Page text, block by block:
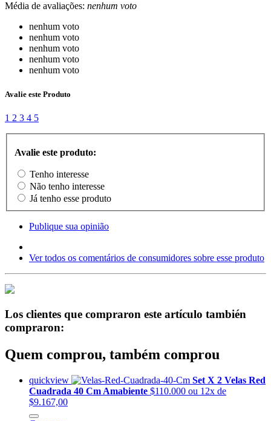
Média de avaliações: nenhum voto
nenhum voto
nenhum voto
nenhum voto
nenhum voto
nenhum voto
Avalie este Produto
1 2 3 4 5
Avalie este produto:
Tenho interesse
Não tenho interesse
Já tenho esse produto
Publique sua opinião
Ver todos os comentários de consumidores sobre esse produto
Los clientes que compraron este artículo también
compraron:
Quem comprou, também comprou
quickview
Set X 2 Velas Red
Cuadrada 40 Cm Amabiente $110.000 ou 12x de
$9.167,00